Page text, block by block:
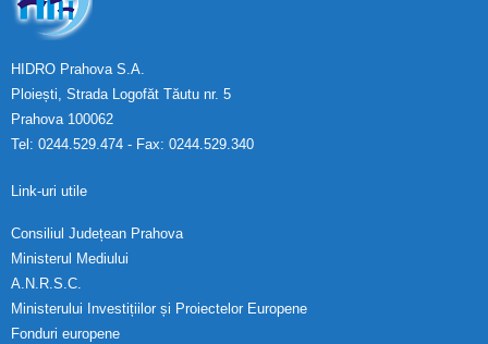
HIDRO Prahova S.A.
Ploiești, Strada Logofăt Tăutu nr. 5
Prahova 100062
Tel: 0244.529.474 - Fax: 0244.529.340
Link-uri utile
Consiliul Județean Prahova
Ministerul Mediului
A.N.R.S.C.
Ministerului Investițiilor și Proiectelor Europene
Fonduri europene